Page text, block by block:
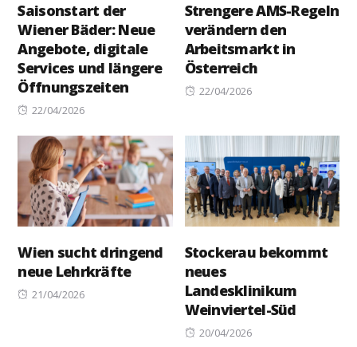
Saisonstart der
Wiener Bäder: Neue
Angebote, digitale
Services und längere
Öffnungszeiten
Posted
22/04/2026
Strengere AMS-Regeln
verändern den
Arbeitsmarkt in
Österreich
Posted
22/04/2026
Wien sucht dringend
neue Lehrkräfte
Posted
21/04/2026
Stockerau bekommt
neues
Landesklinikum
Weinviertel-Süd
Posted
20/04/2026